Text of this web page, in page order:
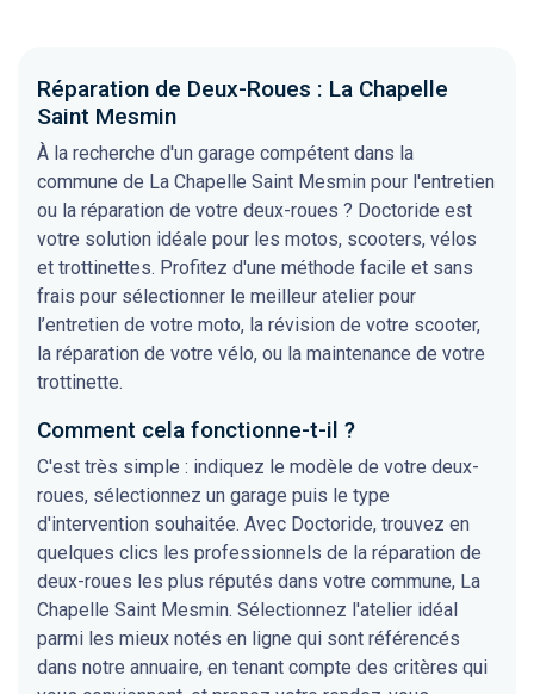
Réparation de Deux-Roues : La Chapelle
Saint Mesmin
À la recherche d'un garage compétent dans la
commune de La Chapelle Saint Mesmin pour l'entretien
ou la réparation de votre deux-roues ? Doctoride est
votre solution idéale pour les motos, scooters, vélos
et trottinettes. Profitez d'une méthode facile et sans
frais pour sélectionner le meilleur atelier pour
l’entretien de votre moto, la révision de votre scooter,
la réparation de votre vélo, ou la maintenance de votre
trottinette.
Comment cela fonctionne-t-il ?
C'est très simple : indiquez le modèle de votre deux-
roues, sélectionnez un garage puis le type
d'intervention souhaitée. Avec Doctoride, trouvez en
quelques clics les professionnels de la réparation de
deux-roues les plus réputés dans votre commune, La
Chapelle Saint Mesmin. Sélectionnez l'atelier idéal
parmi les mieux notés en ligne qui sont référencés
dans notre annuaire, en tenant compte des critères qui